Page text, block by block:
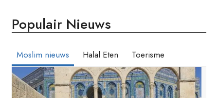
Populair Nieuws
Moslim nieuws Halal Eten Toerisme